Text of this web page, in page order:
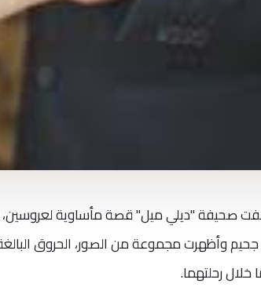
صحيفة "ديلي ميل" قصة مأساوية لعروسين،
خلال رحلتهما.